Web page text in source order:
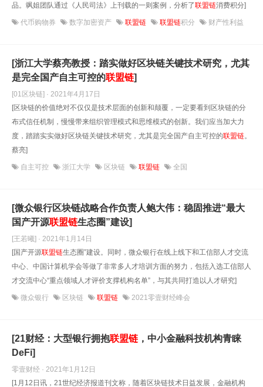
品。飒姐团队通过《人民司法》上刊载的一则案例，分析了联盟链消费积分]
代币购物券 数字加密资产 联盟链 联盟链积分 财产性利益
[浙江大学蔡亮教授：踏实做好区块链关键技术研究，尤其
是完全国产自主可控的联盟链]
[01区块链] · 2021年4月17日
[区块链的价值绝对不仅仅是技术层面的创新和颠覆，一定要看到区块链的分
布式信任机制，慢慢带来组织管理模式和思维模式的创新。我们应当加大力
度，踏踏实实做好区块链关键技术研究，尤其是完全国产自主可控的联盟链。
蔡亮]
自主可控 浙江大学 区块链 联盟链 全国
[微众银行区块链战略合作负责人鲍大伟：稳固推进“最大
国产开源联盟链生态圈”建设]
[王若曦] · 2021年1月14日
[国产开源联盟链生态圈”建设。同时，微众银行在线上线下和工信部人才交流
中心、中国计算机学会等做了非常多人才培训方面的努力，包括入选工信部人
才交流中心“重点领域人才评价支撑机构名单”，与其共同打造以人才研究]
微众银行 区块链 联盟链 2021零壹财经峰会
[21财经：大型银行拥抱联盟链 ，中小金融科技机构青睐
DeFi]
零壹财经 · 2021年1月12日
[1月12日讯，21世纪经济报道刊文称，随着区块链技术日益发展，金融机构